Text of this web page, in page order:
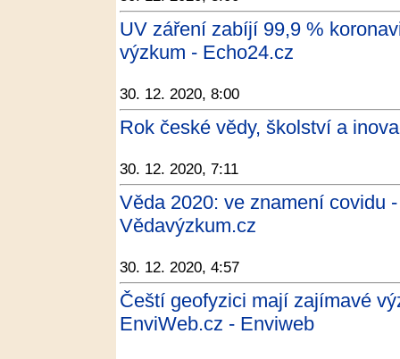
UV záření zabíjí 99,9 %
výzkum - Echo24.cz
30. 12. 2020, 8:00
Rok české vědy, školství a
30. 12. 2020, 7:11
Věda 2020: ve znamení covidu
Vědavýzkum.cz
30. 12. 2020, 4:57
Čeští geofyzici mají zajímavé
EnviWeb.cz - Enviweb